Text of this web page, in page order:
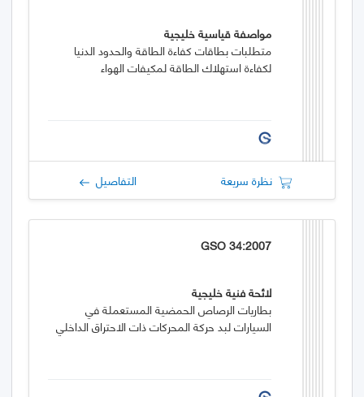
مواصفة قياسية خليجية
متطلبات بطاقات كفاءة الطاقة والحدود الدنيا
لكفاءة استهلاك الطاقة لمكيفات الهواء
نظرة سريعة التفاصيل
GSO 34:2007
لائحة فنية خليجية
بطاريات الرصاص الحمضية المستعملة في
السيارات لبد حركة المحركات ذات الاحتراق الداخلي